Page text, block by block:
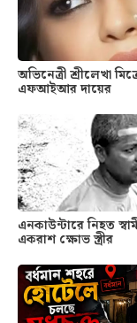
অভিনেত্রী শ্রীলেখা
এফআইআর দায়ের
এনকাউন্টারে নিহত
একরাশ ক্ষোভ স্ত্রীর